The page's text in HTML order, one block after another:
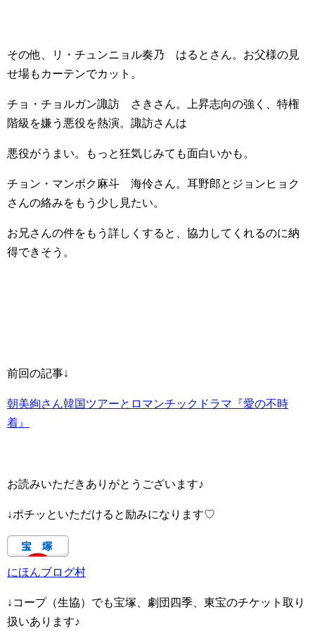
その他、リ・チュンニョル奏乃 はるとさん。お父様の見
せ場もカーテンでカット。
チョ・チョルガン諏訪 さきさん。上昇志向の強く、特権
階級を嫌う悪役を熱演。諏訪さんは
悪役がうまい。もっと狂気じみても面白いかも。
チョン・マンボク麻斗 海伶さん。耳野郎とジョンヒョク
さんの絡みをもう少し見たい。
お兄さんの件をもう詳しくすると、協力してくれるのに納
得できそう。
前回の記事↓
朝美絢さん韓国ツアーとロマンチックドラマ『愛の不時
着』
お読みいただきありがとうございます♪
↓ポチッといただけると励みになります♡
にほんブログ村
↓コープ（生協）でも宝塚、劇団四季、東宝のチケット取り
扱いあります♪